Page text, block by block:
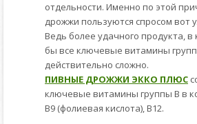
отдельности. Именно по этой
дрожжи пользуются спросом вот
Ведь более удачного продукта, в
бы все ключевые витамины
действительно сложно.
ПИВНЫЕ ДРОЖЖИ ЭККО ПЛЮС
ключевые витамины группы В в
В9 (фолиевая кислота), В12.